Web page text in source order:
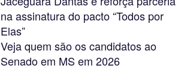
na assinatura do pacto “Todos por
Elas”
Veja quem são os candidatos ao
Senado em MS em 2026